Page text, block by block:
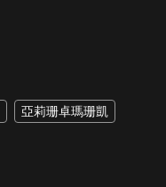
亞莉珊卓瑪珊凱